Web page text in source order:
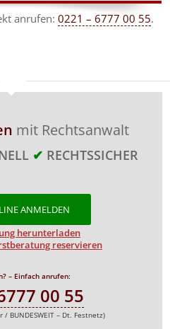
anrufen:0221 – 6777 00 55.
mit Rechtsanwalt
✔ RECHTSSICHER
ANMELDEN
herunterladen
reservieren
– Einfach anrufen:
00 55
/ BUNDESWEIT – Dt. Festnetz)